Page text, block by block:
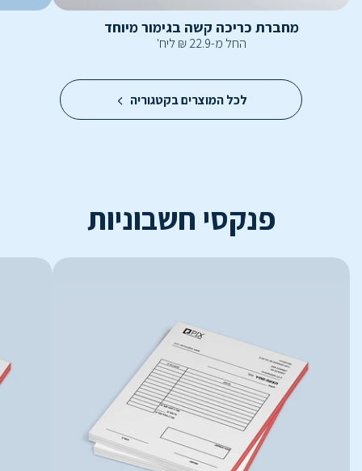
מחברת כריכה קשה בגימור מיוחד
החל מ-22.9
₪ ליח'
לכל המוצרים בקטגוריה
פנקסי חשבוניות